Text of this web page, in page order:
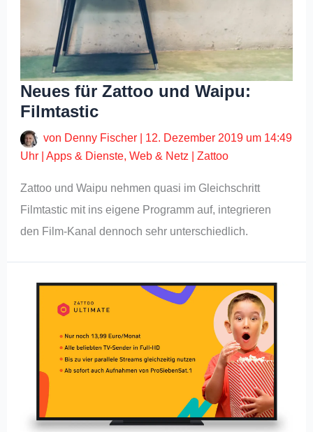
Neues für Zattoo und Waipu:
Filmtastic
von Denny Fischer
12. Dezember 2019 um 14:49
Uhr |Apps & Dienste,Web & Netz |Zattoo
Zattoo und Waipu nehmen quasi im Gleichschritt
Filmtastic mit ins eigene Programm auf, integrieren
den Film-Kanal dennoch sehr unterschiedlich.